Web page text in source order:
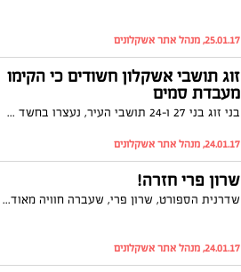
25.01.17, מנהל אתר אשקלונים
זוג תושבי אשקלון חשודים כי הקימו
מעבדת סמים
בני זוג בני 27 ו-24 תושבי העיר, נעצרו בחשד כי הקימו מעבדת סמים ביישוב הודיה סמוך לאשקלון. הפעילות נערכה עם הכלב המשטרתי ״חוליגן״
24.01.17, מנהל אתר אשקלונים
שרון פרי חזרה!
שדרנית הספורט, שרון פרי, שעברה חוויה מאוד לא נעימה באשקלון לאחר גניבת הנייד שלה והפצת תמונות אינטימיות מתוכו, חזרה בראשון השבוע בשעת בוקר מוקדמת מאוד לחוף דלילה. שרון הפגינה כישורי גלישה מרשימים ויצרה המון עניין בקרב הגולשים. ניסים אמנו היה שם כדי לתעד וגם זכה ממנה לפרגון על התמונות.
24.01.17, מנהל אתר אשקלונים